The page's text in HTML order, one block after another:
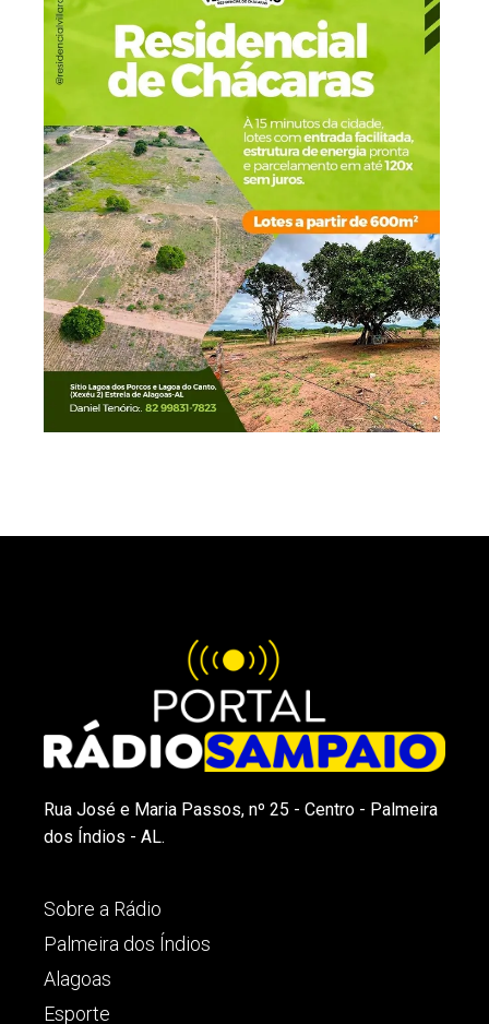
Rua José e Maria Passos, nº 25 - Centro - Palmeira
dos Índios - AL.
Sobre a Rádio
Palmeira dos Índios
Alagoas
Esporte